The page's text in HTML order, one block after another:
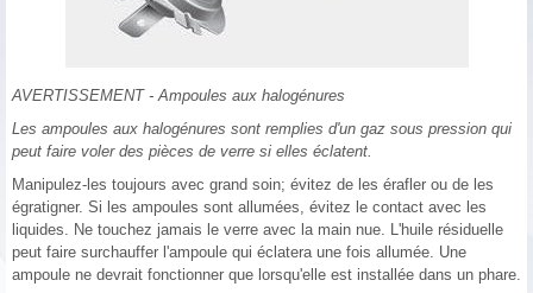
AVERTISSEMENT - Ampoules aux halogénures
Les ampoules aux halogénures sont remplies d'un gaz sous pression qui
peut faire voler des pièces de verre si elles éclatent.
Manipulez-les toujours avec grand soin; évitez de les érafler ou de les
égratigner. Si les ampoules sont allumées, évitez le contact avec les
liquides. Ne touchez jamais le verre avec la main nue. L'huile résiduelle
peut faire surchauffer l'ampoule qui éclatera une fois allumée. Une
ampoule ne devrait fonctionner que lorsqu'elle est installée dans un phare.